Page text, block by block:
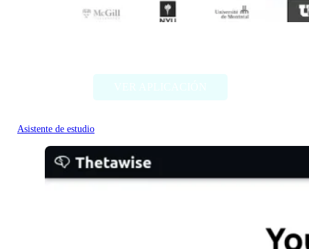
Asistente de estudio